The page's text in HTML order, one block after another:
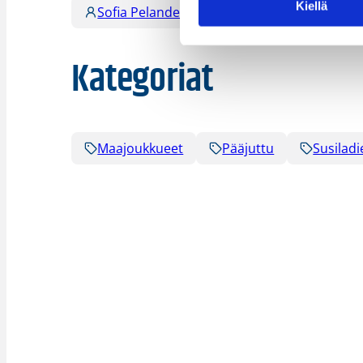
Kiellä
Sofia Pelander
Kategoriat
Maajoukkueet Pääjuttu